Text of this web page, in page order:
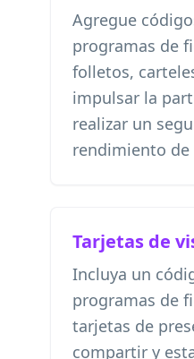
Agregue
programas de
folletos,
impulsar la
realizar un
rendimiento de
Tarjetas de
Incluya un
programas de
tarjetas de
compartir y